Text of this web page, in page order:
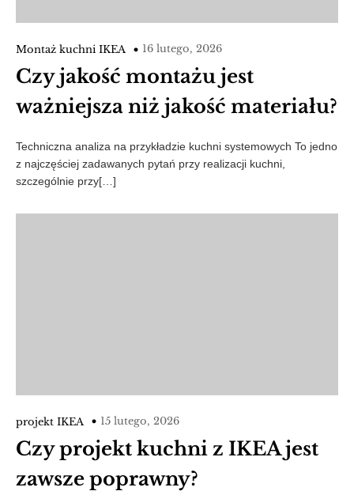
Montaż kuchni IKEA 16 lutego, 2026
Czy jakość montażu jest
ważniejsza niż jakość materiału?
Techniczna analiza na przykładzie kuchni systemowych To jedno
z najczęściej zadawanych pytań przy realizacji kuchni,
szczególnie przy[…]
projekt IKEA 15 lutego, 2026
Czy projekt kuchni z IKEA jest
zawsze poprawny?